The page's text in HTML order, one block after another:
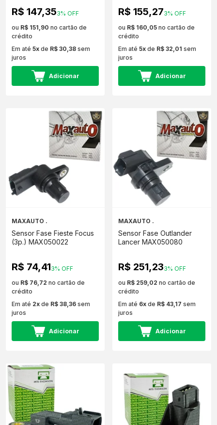
R$ 147,353% OFF
ou R$ 151,90 no cartão de
crédito
Em até 5x de R$ 30,38 sem
juros
Adicionar
R$ 155,273% OFF
ou R$ 160,05 no cartão de
crédito
Em até 5x de R$ 32,01 sem
juros
Adicionar
MAXAUTO .
Sensor Fase Fieste Focus
(3p.) MAX050022
R$ 74,413% OFF
ou R$ 76,72 no cartão de
crédito
Em até 2x de R$ 38,36 sem
juros
Adicionar
MAXAUTO .
Sensor Fase Outlander
Lancer MAX050080
R$ 251,233% OFF
ou R$ 259,02 no cartão de
crédito
Em até 6x de R$ 43,17 sem
juros
Adicionar